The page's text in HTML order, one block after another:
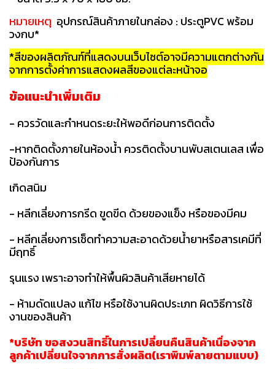
หมายเหตุ อุปกรณ์สินค้าภายในกล่อง : ประตูPVC พร้อม
วงกบ*
*สีของผลิตภัณฑ์ที่แสดงบนเว็บไซต์อาจมีความแตกต่างกัน
จากการตั้งค่าการแสดงผลสีของแต่ละหน้าจอ
ข้อแนะนำเพิ่มเติม
- ควรวัดและกำหนดระยะให้พอดีก่อนการติดตั้ง
-หากติดตั้งภายในห้องน้ำ ควรติดตั้งบานพับสเตนเลส เพื่อ
ป้องกันการ
เกิดสนิม
- หลีกเลี่ยงการกรีด ขูดขีด ด้วยของแข็ง หรือของมีคม
- หลีกเลี่ยงการเช็ดทำความสะอาดด้วยน้ำยาหรือสารเคมีที่
มีฤทธิ์
รุนแรง เพราะอาจทำให้พื้นผิวสินค้าเสียหายได้
- ห้ามดัดแปลง แก้ไข หรือใช้งานผิดประเภท ผิดวิธีการใช้
งานของสินค้า
*บริษัท ขอสงวนสิทธิ์ในการเปลี่ยนคืนสินค้าเนื่องจาก
ลูกค้าเปลี่ยนใจจากการสั่งผลิต(เราพิมพ์ลายตามแบบ)